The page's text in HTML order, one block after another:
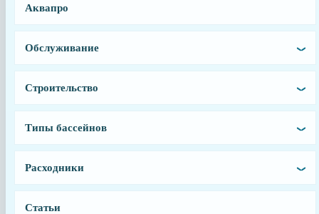
Аквапро
Обслуживание
Строительство
Типы бассейнов
Расходники
Статьи
6 месяцев
Дюзовая коробка